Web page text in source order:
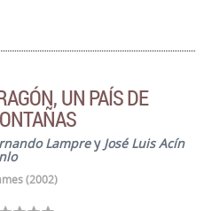
UN PAÍS DE
Lamprey José Luis Acín
(2002)